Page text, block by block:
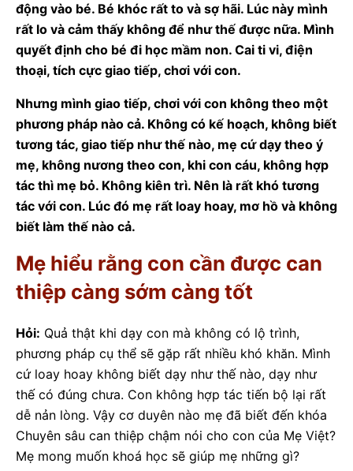
động vào bé. Bé khóc rất to và sợ hãi. Lúc này mình
rất lo và cảm thấy không để như thế được nữa. Mình
quyết định cho bé đi học mầm non. Cai ti vi, điện
thoại, tích cực giao tiếp, chơi với con.
Nhưng mình giao tiếp, chơi với con không theo một
phương pháp nào cả. Không có kế hoạch, không biết
tương tác, giao tiếp như thế nào, mẹ cứ dạy theo ý
mẹ, không nương theo con, khi con cáu, không hợp
tác thì mẹ bỏ. Không kiên trì. Nên là rất khó tương
tác với con. Lúc đó mẹ rất loay hoay, mơ hồ và không
biết làm thế nào cả.
Mẹ hiểu rằng con cần được can
thiệp càng sớm càng tốt
Hỏi: Quả thật khi dạy con mà không có lộ trình,
phương pháp cụ thể sẽ gặp rất nhiều khó khăn. Mình
cứ loay hoay không biết dạy như thế nào, dạy như
thế có đúng chưa. Con không hợp tác tiến bộ lại rất
dễ nản lòng. Vậy cơ duyên nào mẹ đã biết đến khóa
Chuyên sâu can thiệp chậm nói cho con của Mẹ Việt?
Mẹ mong muốn khoá học sẽ giúp mẹ những gì?